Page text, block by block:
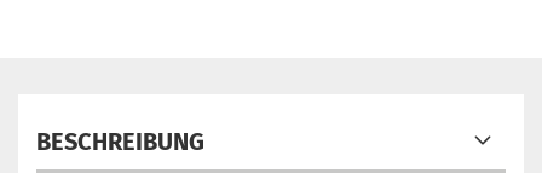
BESCHREIBUNG